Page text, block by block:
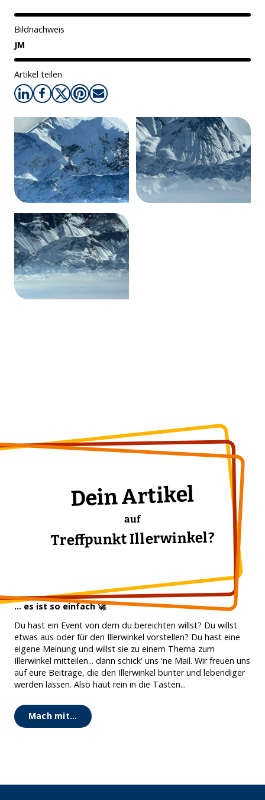
Bildnachweis
JM
Artikel teilen
Dein Artikel
auf
Treffpunkt Illerwinkel?
... es ist so einfach 🚀
Du hast ein Event von dem du bereichten willst? Du willst
etwas aus oder für den Illerwinkel vorstellen? Du hast eine
eigene Meinung und willst sie zu einem Thema zum
Illerwinkel mitteilen... dann schick' uns 'ne Mail. Wir freuen uns
auf eure Beiträge, die den Illerwinkel bunter und lebendiger
werden lassen. Also haut rein in die Tasten...
Mach mit...